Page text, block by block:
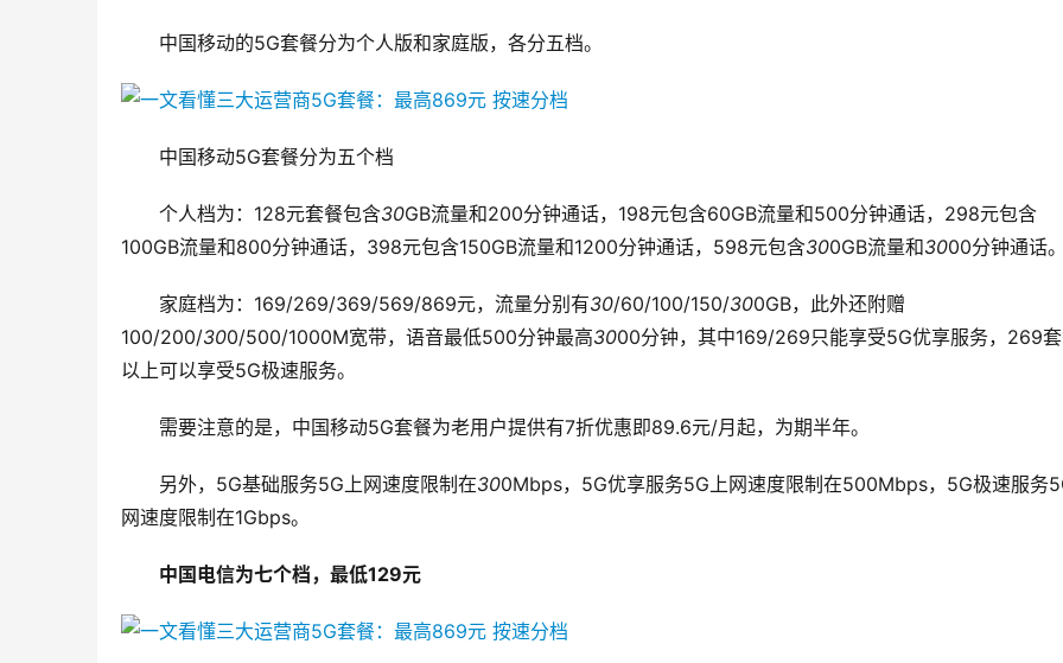
中国移动的5G套餐分为个人版和家庭版，各分五档。
中国移动5G套餐分为五个档
个人档为：128元套餐包含30GB流量和200分钟通话，198元包含60GB流量和500分钟通话，298元包含
100GB流量和800分钟通话，398元包含150GB流量和1200分钟通话，598元包含300GB流量和3000分钟通话。
家庭档为：169/269/369/569/869元，流量分别有30/60/100/150/300GB，此外还附赠
100/200/300/500/1000M宽带，语音最低500分钟最高3000分钟，其中169/269只能享受5G优享服务，269
以上可以享受5G极速服务。
需要注意的是，中国移动5G套餐为老用户提供有7折优惠即89.6元/月起，为期半年。
另外，5G基础服务5G上网速度限制在300Mbps，5G优享服务5G上网速度限制在500Mbps，5G极速服务
网速度限制在1Gbps。
中国电信为七个档，最低129元